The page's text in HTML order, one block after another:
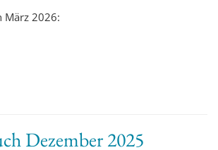
März 2026:
Dezember 2025